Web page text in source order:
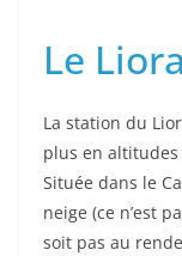
Le
La station du
plus en
Située dans le
neige (ce n’est
soit pas au